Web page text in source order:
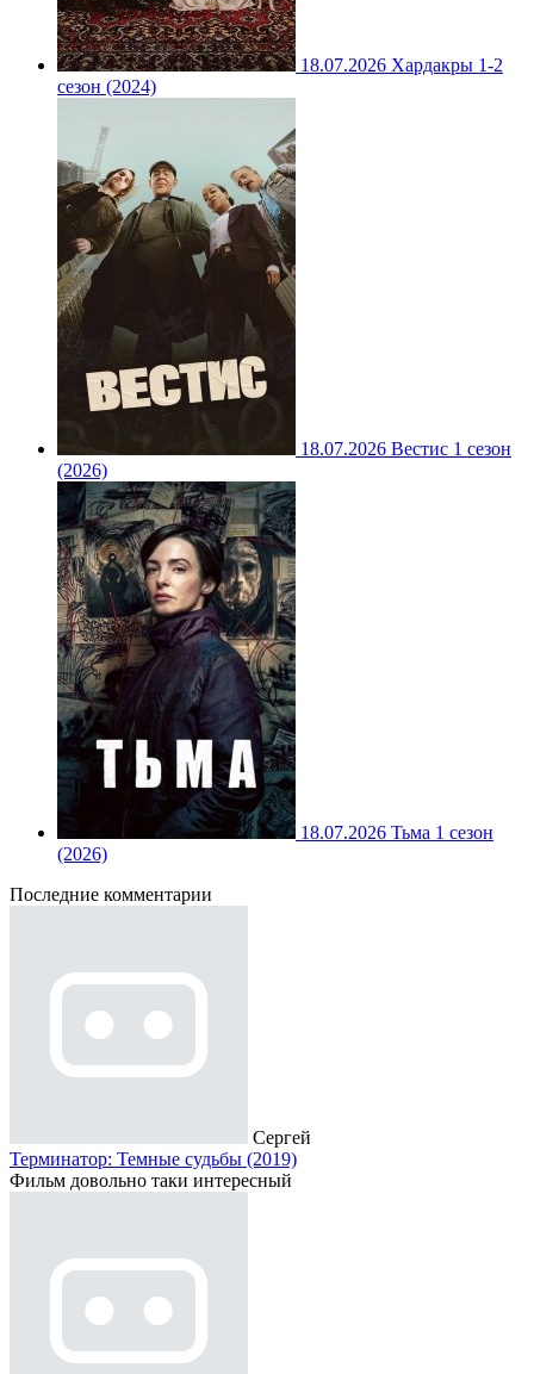
18.07.2026 Хардакры 1-2
сезон (2024)
18.07.2026 Вестис 1 сезон
(2026)
18.07.2026 Тьма 1 сезон
(2026)
Последние комментарии
Сергей
Терминатор: Темные судьбы (2019)
Фильм довольно таки интересный